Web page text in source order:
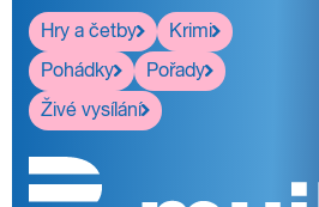
Hry a četby
Krimi
Pohádky
Pořady
Živé vysílání